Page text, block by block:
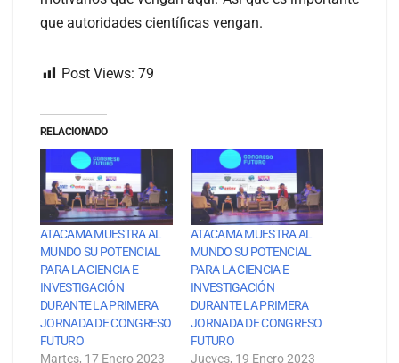
que autoridades científicas vengan.
Post Views: 79
RELACIONADO
ATACAMA MUESTRA AL
MUNDO SU POTENCIAL
PARA LA CIENCIA E
INVESTIGACIÓN
DURANTE LA PRIMERA
JORNADA DE CONGRESO
FUTURO
Martes, 17 Enero 2023
ATACAMA MUESTRA AL
MUNDO SU POTENCIAL
PARA LA CIENCIA E
INVESTIGACIÓN
DURANTE LA PRIMERA
JORNADA DE CONGRESO
FUTURO
Jueves, 19 Enero 2023